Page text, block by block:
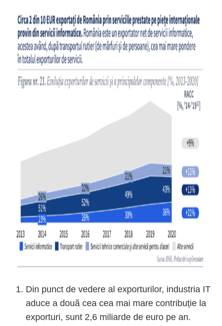
Din punct de vedere al exporturilor, industria IT
aduce a două cea cea mai mare contribuție la
exporturi, sunt 2,6 miliarde de euro pe an.